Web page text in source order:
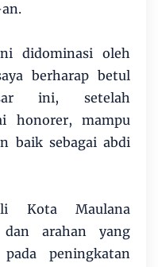
didominasi oleh
berharap betul
ini, setelah
honorer, mampu
baik sebagai abdi
Kota Maulana
dan arahan yang
peningkatan